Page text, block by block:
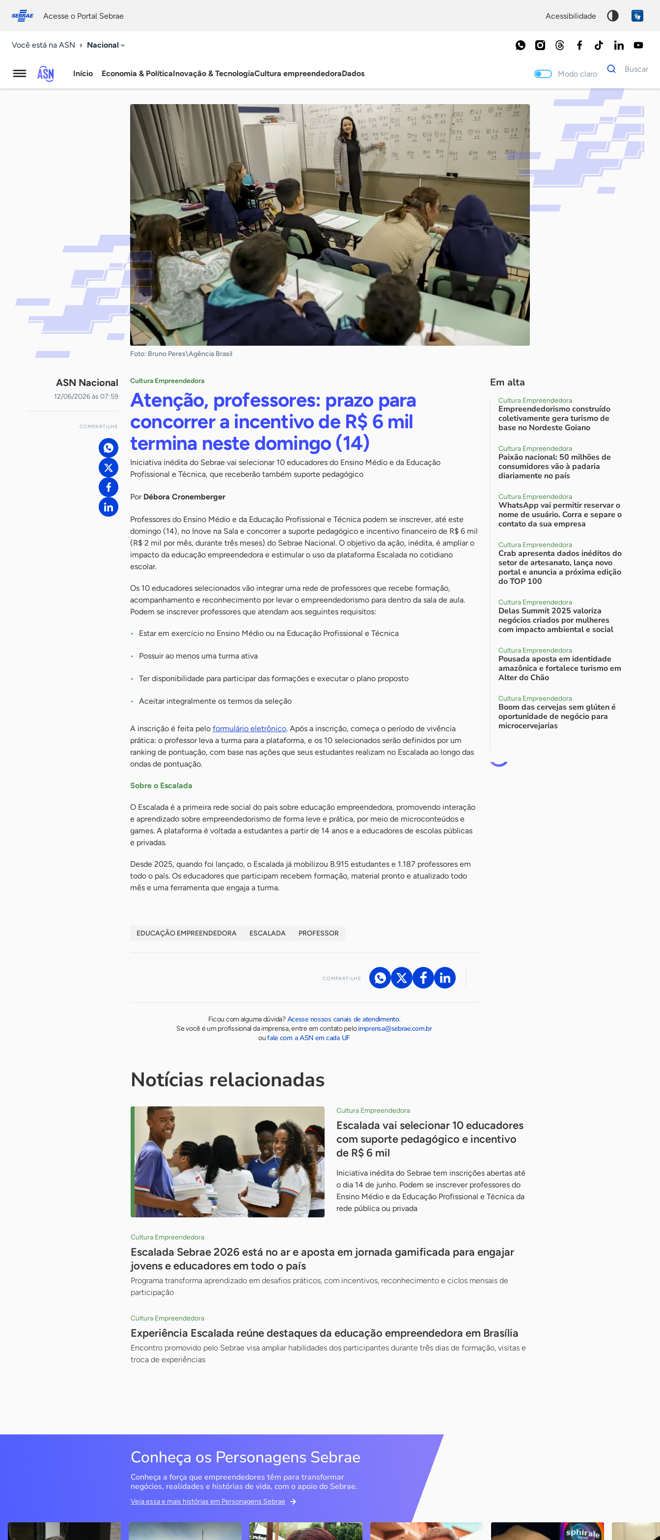
conosco
Acesse o Portal Sebrae acessibilidade
Você está na ASN Nacional
Agência
Início Economia & PolíticaInovação & TecnologiaCultura empreendedoraDados Modo claro
Dados
para
Buscar
Palavra
chave
Foto: Bruno Peres\Agência Brasil
ASN Nacional
12/06/2026 às 07:59
COMPARTILHE
Cultura Empreendedora
Atenção, professores: prazo para
concorrer a incentivo de R$ 6 mil
termina neste domingo (14)
Iniciativa inédita do Sebrae vai selecionar 10 educadores do Ensino Médio e da Educação
Profissional e Técnica, que receberão também suporte pedagógico
Por Débora Cronemberger
Professores do Ensino Médio e da Educação Profissional e Técnica podem se inscrever, até este
domingo (14), no Inove na Sala e concorrer a suporte pedagógico e incentivo financeiro de R$ 6 mil
(R$ 2 mil por mês, durante três meses) do Sebrae Nacional. O objetivo da ação, inédita, é ampliar o
impacto da educação empreendedora e estimular o uso da plataforma Escalada no cotidiano
escolar.
Os 10 educadores selecionados vão integrar uma rede de professores que recebe formação,
acompanhamento e reconhecimento por levar o empreendedorismo para dentro da sala de aula.
Podem se inscrever professores que atendam aos seguintes requisitos:
Estar em exercício no Ensino Médio ou na Educação Profissional e Técnica
Possuir ao menos uma turma ativa
Ter disponibilidade para participar das formações e executar o plano proposto
Aceitar integralmente os termos da seleção
A inscrição é feita pelo formulário eletrônico. Após a inscrição, começa o período de vivência
prática: o professor leva a turma para a plataforma, e os 10 selecionados serão definidos por um
ranking de pontuação, com base nas ações que seus estudantes realizam no Escalada ao longo das
ondas de pontuação.
Sobre o Escalada
O Escalada é a primeira rede social do país sobre educação empreendedora, promovendo interação
e aprendizado sobre empreendedorismo de forma leve e prática, por meio de microconteúdos e
games. A plataforma é voltada a estudantes a partir de 14 anos e a educadores de escolas públicas
e privadas.
Desde 2025, quando foi lançado, o Escalada já mobilizou 8.915 estudantes e 1.187 professores em
todo o país. Os educadores que participam recebem formação, material pronto e atualizado todo
mês e uma ferramenta que engaja a turma.
EDUCAÇÃO EMPREENDEDORA ESCALADA PROFESSOR
COMPARTILHE
Ficou com alguma dúvida?Acesse nossos canais de atendimento.
Se você é um profissional da imprensa, entre em contato peloimprensa@sebrae.com.br
oufale com a ASN em cada UF
Em alta
Cultura Empreendedora
Empreendedorismo construído
coletivamente gera turismo de
base no Nordeste Goiano
Cultura Empreendedora
Paixão nacional: 50 milhões de
consumidores vão à padaria
diariamente no país
Cultura Empreendedora
WhatsApp vai permitir reservar o
nome de usuário. Corra e separe o
contato da sua empresa
Cultura Empreendedora
Crab apresenta dados inéditos do
setor de artesanato, lança novo
portal e anuncia a próxima edição
do TOP 100
Cultura Empreendedora
Delas Summit 2025 valoriza
negócios criados por mulheres
com impacto ambiental e social
Cultura Empreendedora
Pousada aposta em identidade
amazônica e fortalece turismo em
Alter do Chão
Cultura Empreendedora
Boom das cervejas sem glúten é
oportunidade de negócio para
microcervejarias
Notícias relacionadas
Cultura Empreendedora
Escalada vai selecionar 10 educadores
com suporte pedagógico e incentivo
de R$ 6 mil
Iniciativa inédita do Sebrae tem inscrições abertas até
o dia 14 de junho. Podem se inscrever professores do
Ensino Médio e da Educação Profissional e Técnica da
rede pública ou privada
Cultura Empreendedora
Escalada Sebrae 2026 está no ar e aposta em jornada gamificada para engajar
jovens e educadores em todo o país
Programa transforma aprendizado em desafios práticos, com incentivos, reconhecimento e ciclos mensais de
participação
Cultura Empreendedora
Experiência Escalada reúne destaques da educação empreendedora em Brasília
Encontro promovido pelo Sebrae visa ampliar habilidades dos participantes durante três dias de formação, visitas e
troca de experiências
Conheça os Personagens Sebrae
Conheça a força que empreendedores têm para transformar
negócios, realidades e histórias de vida, com o apoio do Sebrae.
Veja essa e mais histórias em Personagens Sebrae